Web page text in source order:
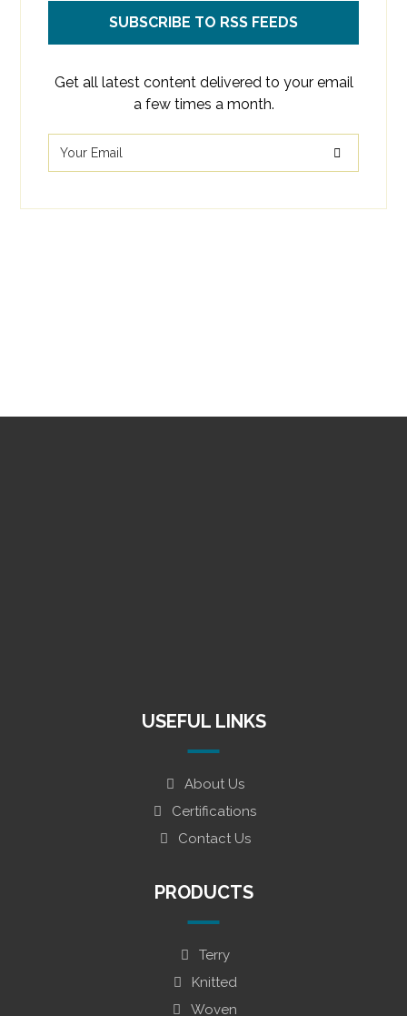
SUBSCRIBE TO RSS FEEDS
Get all latest content delivered to your email
a few times a month.
USEFUL LINKS
About Us
Certifications
Contact Us
PRODUCTS
Terry
Knitted
Woven